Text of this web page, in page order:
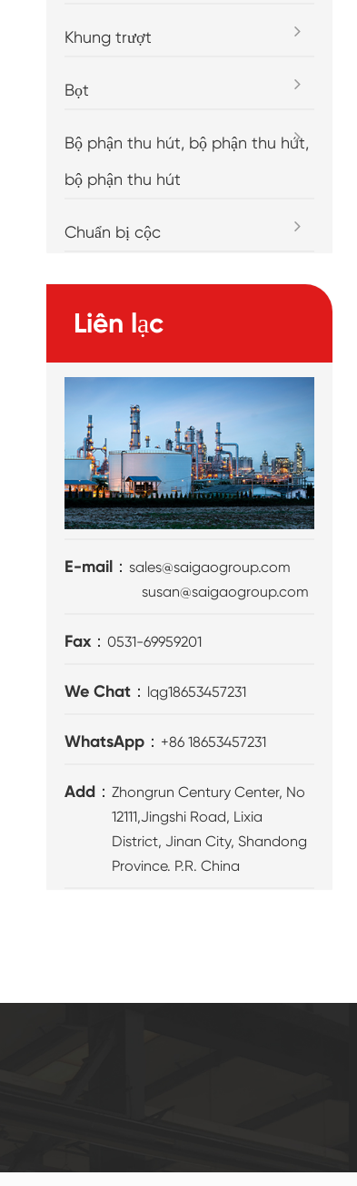
Khung trượt
Bọt
Bộ phận thu hút, bộ phận thu hút,
bộ phận thu hút
Chuẩn bị cộc
Liên lạc
E-mail：sales@saigaogroup.com
susan@saigaogroup.com
Fax：0531-69959201
We Chat： lqg18653457231
WhatsApp： +86 18653457231
Add：Zhongrun Century Center, No
12111,Jingshi Road, Lixia
District, Jinan City, Shandong
Province. P.R. China